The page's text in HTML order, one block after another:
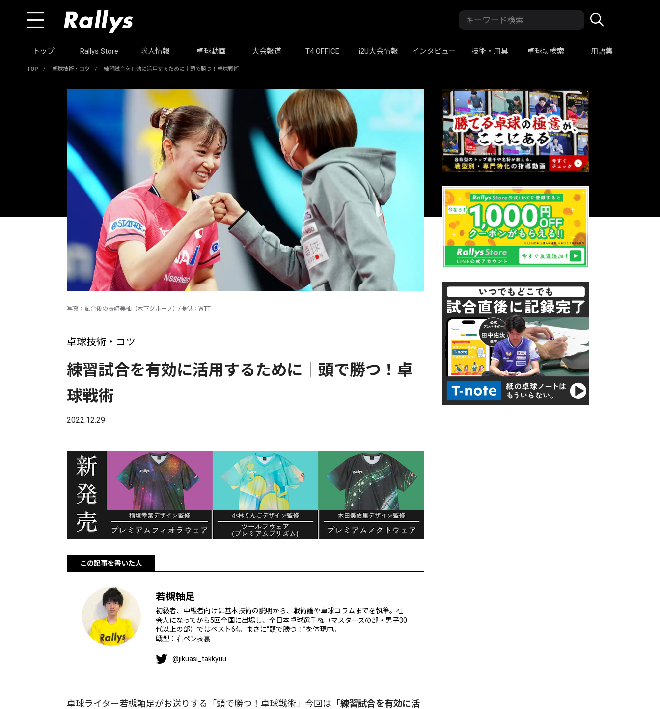
トップ Rallys Store 求人情報 卓球動画 大会報道 T4 OFFICE i2U大会情報 インタビュー 技術・用具 卓球場検索 用語集
TOP / 卓球技術・コツ / 練習試合を有効に活用するために｜頭で勝つ！卓球戦術
写真：試合後の長﨑美柚（木下グループ）/提供：WTT
卓球技術・コツ
練習試合を有効に活用するために｜頭で勝つ！卓
球戦術
2022.12.29
この記事を書いた人
若槻軸足
初級者、中級者向けに基本技術の説明から、戦術論や卓球コラムまでを執筆。社
会人になってから5回全国に出場し、全日本卓球選手権（マスターズの部・男子30
代以上の部）ではベスト64。まさに“頭で勝つ！”を体現中。
戦型：右ペン表裏
@jikuasi_takkyuu
卓球ライター若槻軸足がお送りする「頭で勝つ！卓球戦術」今回は 「練習試合を有効に活